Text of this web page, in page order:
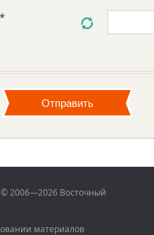
© 2006—2026 Восточный
материалов